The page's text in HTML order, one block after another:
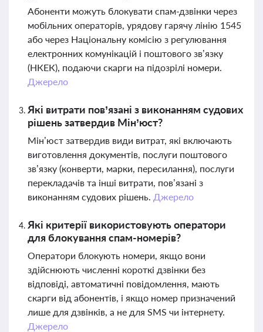
Абоненти можуть блокувати спам-дзвінки через
мобільних операторів, урядову гарячу лінію 1545
або через Національну комісію з регулювання
електронних комунікацій і поштового зв’язку
(НКЕК), подаючи скарги на підозрілі номери.
Джерело
Які витрати пов’язані з виконанням судових
рішень затвердив Мін’юст?
Мін’юст затвердив види витрат, які включають
виготовлення документів, послуги поштового
зв’язку (конверти, марки, пересилання), послуги
перекладачів та інші витрати, пов’язані з
виконанням судових рішень. Джерело
Які критерії використовують оператори
для блокування спам-номерів?
Оператори блокують номери, якщо вони
здійснюють численні короткі дзвінки без
відповіді, автоматичні повідомлення, мають
скарги від абонентів, і якщо номер призначений
лише для дзвінків, а не для SMS чи інтернету.
Джерело